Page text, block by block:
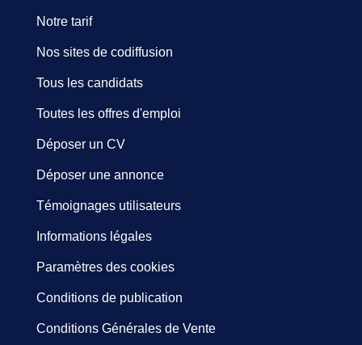
Notre tarif
Nos sites de codiffusion
Tous les candidats
Toutes les offres d'emploi
Déposer un CV
Déposer une annonce
Témoignages utilisateurs
Informations légales
Paramètres des cookies
Conditions de publication
Conditions Générales de Vente